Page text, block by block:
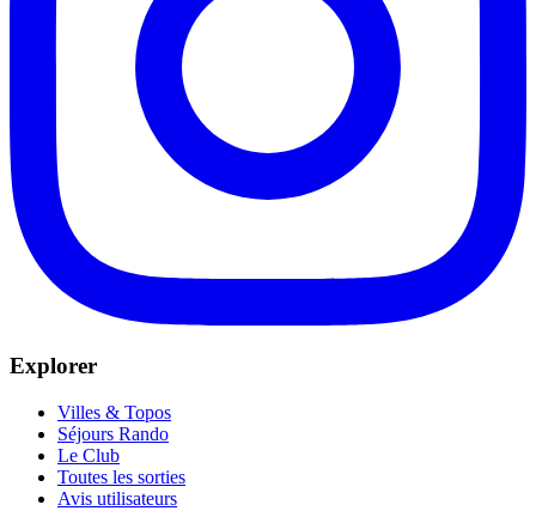
Explorer
Villes & Topos
Séjours Rando
Le Club
Toutes les sorties
Avis utilisateurs